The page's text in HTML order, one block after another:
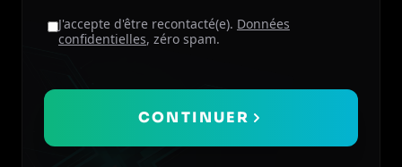
J'accepte d'être recontacté(e). Données
confidentielles, zéro spam.
CONTINUER